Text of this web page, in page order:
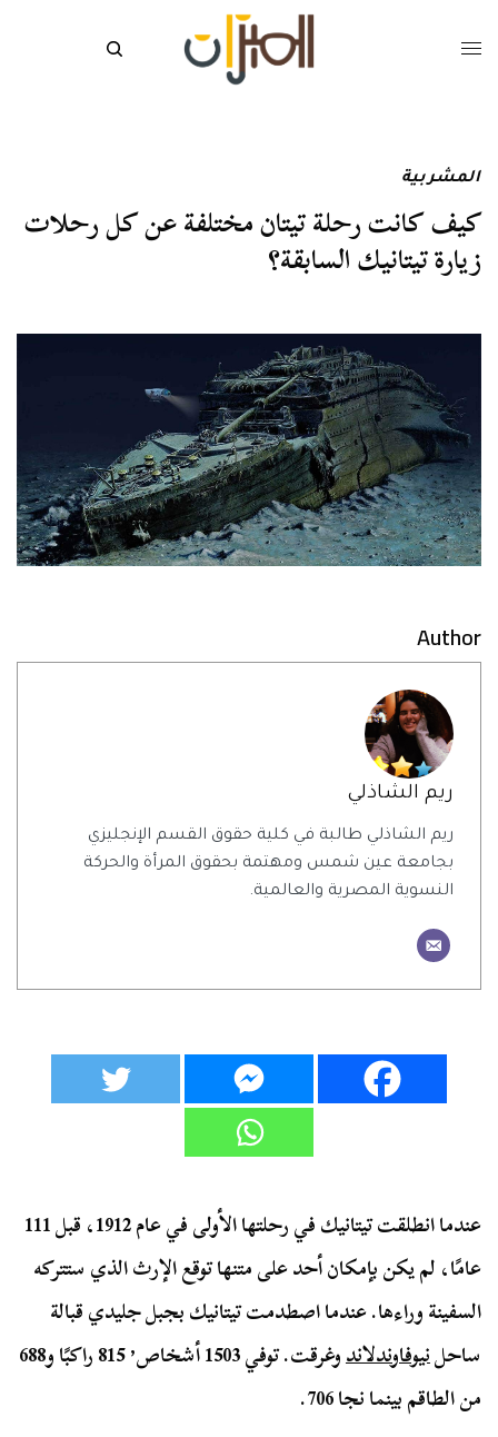
المشربية
كيف كانت رحلة تيتان مختلفة عن كل رحلات
زيارة تيتانيك السابقة؟
Author
ريم الشاذلي
ريم الشاذلي طالبة في كلية حقوق القسم الإنجليزي
بجامعة عين شمس ومهتمة بحقوق المرأة والحركة
النسوية المصرية والعالمية.
عندما انطلقت تيتانيك في رحلتها الأولى في عام 1912، قبل 111
عامًا، لم يكن بإمكان أحد على متنها توقع الإرث الذي ستتركه
السفينة وراءها. عندما اصطدمت تيتانيك بجبل جليدي قبالة
ساحلنيوفاوندلاند
وغرقت. توفي 1503 أشخاص٬ 815 راكبًا و688
من الطاقم بينما نجا 706.